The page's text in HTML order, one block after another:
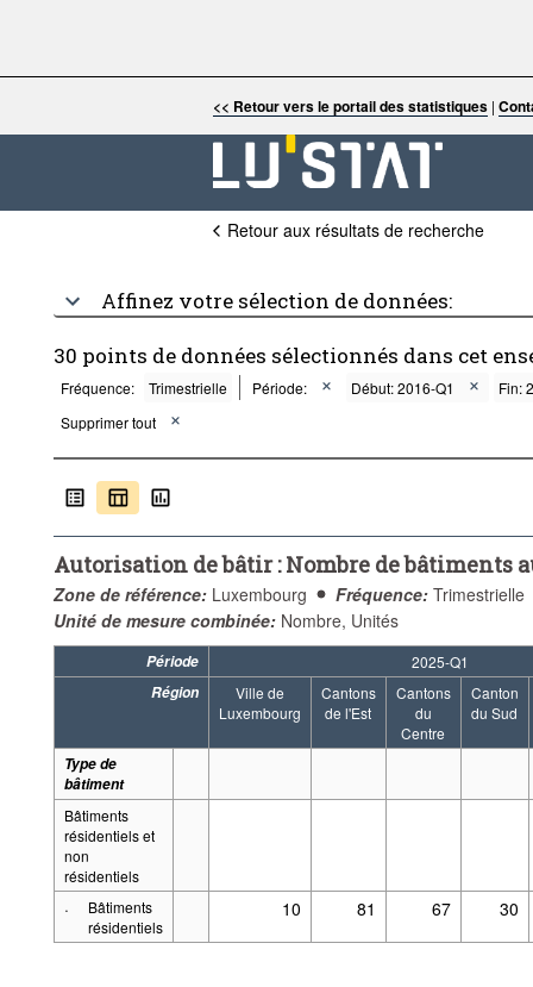
<< Retour vers le portail des statistiques |
Retour aux résultats de recherche
Affinez votre sélection de données:
30 points de données sélectionnés dans cet
Fréquence: Trimestrielle Période: Début: 2016-Q1
Fin:
Supprimer tout
Autorisation de bâtir : Nombre de bâtiments
Zone de référence: Luxembourg Fréquence: Trimestrielle
Unité de mesure combinée: Nombre, Unités
Période
2025-Q1
Région
Ville de
Luxembourg
Cantons
de l'Est
Cantons
du
Centre
Canton
du Sud
Type de
bâtiment
Bâtiments
résidentiels et
non
résidentiels
·
Bâtiments
résidentiels
10 81 67 30